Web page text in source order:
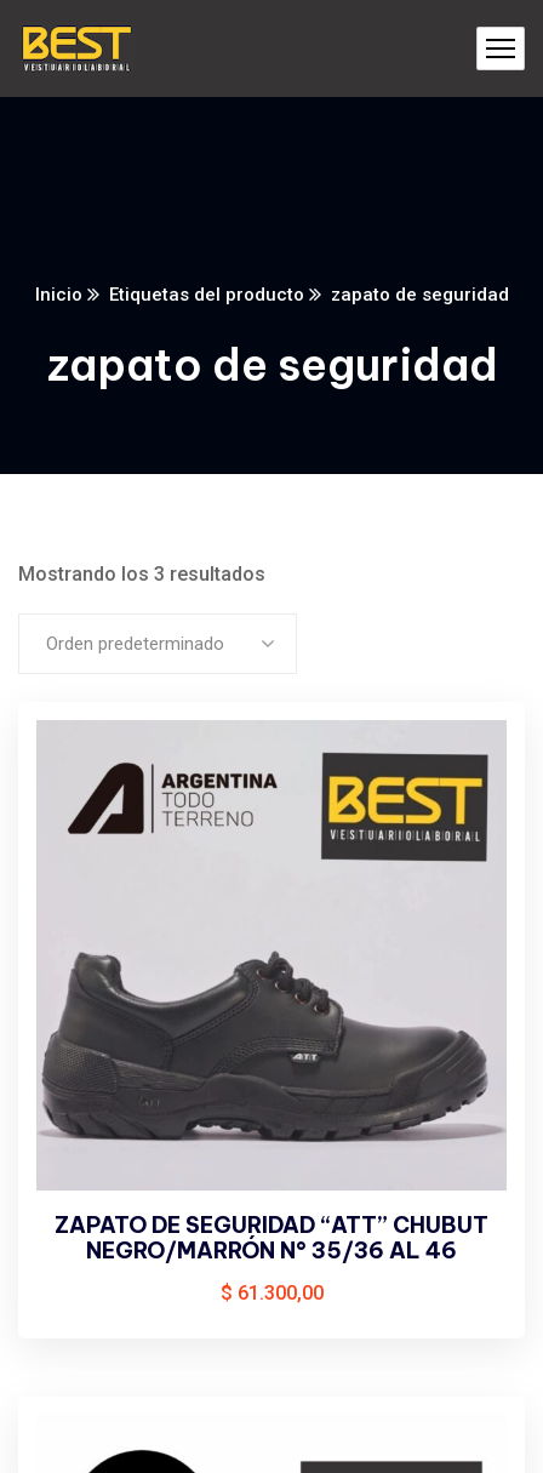
Inicio Etiquetas del producto zapato de seguridad
zapato de seguridad
Mostrando los 3 resultados
Orden predeterminado
ZAPATO DE SEGURIDAD “ATT” CHUBUT
NEGRO/MARRÓN N° 35/36 AL 46
$ 61.300,00